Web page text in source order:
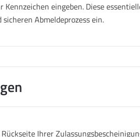
Kennzeichen eingeben. Diese
Abmeldeprozess ein.
Ihrer